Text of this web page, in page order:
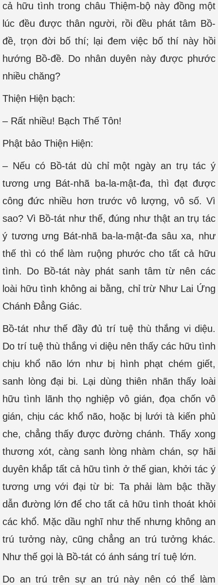
cả hữu tình trong châu Thiệm-bộ này đồng một
lúc đều được thân người, rồi đều phát tâm Bồ-
đề, trọn đời bố thí; lại đem việc bố thí này hồi
hướng Bồ-đề. Do nhân duyên này được phước
nhiều chăng?
Thiện Hiện bạch:
– Rất nhiều! Bạch Thế Tôn!
Phật bảo Thiện Hiện:
– Nếu có Bồ-tát dù chỉ một ngày an trụ tác ý
tương ưng Bát-nhã ba-la-mật-đa, thì đạt được
công đức nhiều hơn trước vô lượng, vô số. Vì
sao? Vì Bồ-tát như thế, đúng như thật an trụ tác
ý tương ưng Bát-nhã ba-la-mật-đa sâu xa, như
thế thì có thể làm ruộng phước cho tất cả hữu
tình. Do Bồ-tát này phát sanh tâm từ nên các
loài hữu tình không ai bằng, chỉ trừ Như Lai Ứng
Chánh Đẳng Giác.
Bồ-tát như thế đầy đủ trí tuệ thù thắng vi diệu.
Do trí tuệ thù thắng vi diệu nên thấy các hữu tình
chịu khổ não lớn như bị hình phạt chém giết,
sanh lòng đại bi. Lại dùng thiên nhãn thấy loài
hữu tình lãnh thọ nghiệp vô gián, đọa chốn vô
gián, chịu các khổ não, hoặc bị lưới tà kiến phủ
che, chẳng thấy được đường chánh. Thấy xong
thương xót, càng sanh lòng nhàm chán, sợ hãi
duyên khắp tất cả hữu tình ở thế gian, khởi tác ý
tương ưng với đại từ bi: Ta phải làm bậc thầy
dẫn đường lớn để cho tất cả hữu tình thoát khỏi
các khổ. Mặc dầu nghĩ như thế nhưng không an
trú tưởng này, cũng chẳng an trú tưởng khác.
Như thế gọi là Bồ-tát có ánh sáng trí tuệ lớn.
Do an trú trên sự an trú này nên có thể làm